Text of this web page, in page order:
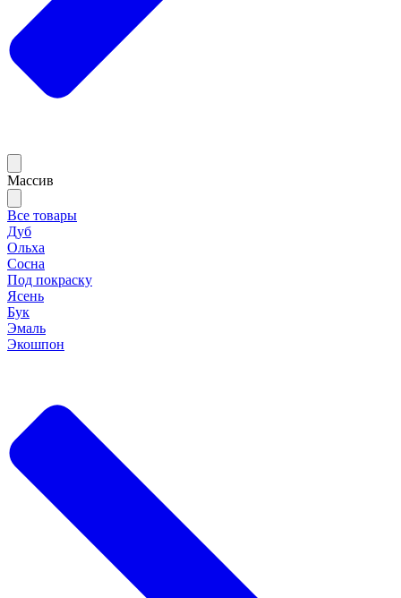
Массив
Все товары
Дуб
Ольха
Сосна
Под покраску
Ясень
Бук
Эмаль
Экошпон